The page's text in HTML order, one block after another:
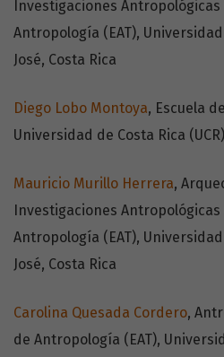
Investigaciones Antropológicas
Antropología (EAT), Universidad
José, Costa Rica
Diego Lobo Montoya, Escuela
Universidad de Costa Rica
Mauricio Murillo Herrera,
Investigaciones Antropológicas
Antropología (EAT), Universidad
José, Costa Rica
Carolina Quesada Cordero,
de Antropología (EAT),